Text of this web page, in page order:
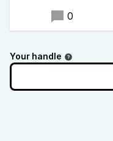
0
Your handle